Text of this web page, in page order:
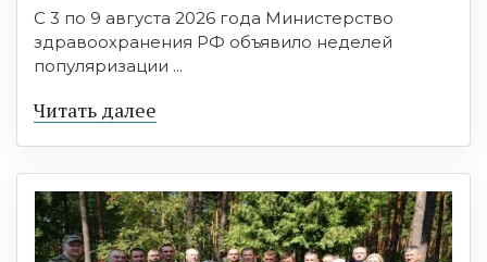
С 3 по 9 августа 2026 года Министерство
здравоохранения РФ объявило неделей
популяризации ...
Читать далее